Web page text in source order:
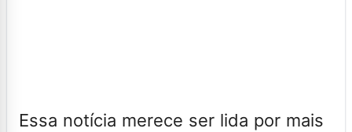
Essa notícia merece ser lida por mais